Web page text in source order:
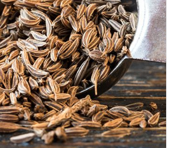
WEEKMENU'S
KOOKBOEKEN